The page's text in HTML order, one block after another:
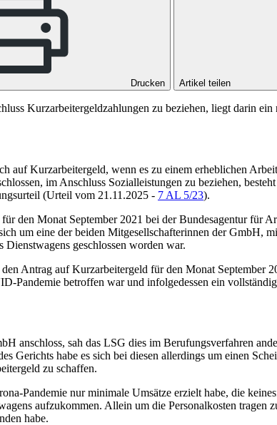
Drucken Artikel teilen
Kurzarbeitergeldzahlungen zu beziehen, liegt darin
auf Kurzarbeitergeld, wenn es zu einem erheblichen
im Anschluss Sozialleistungen zu beziehen,
(Urteil vom 21.11.2025 - 7 AL 5/23).
den Monat September 2021 bei der Bundesagentur für
um eine der beiden Mitgesellschafterinnen der GmbH,
geschlossen worden war.
Antrag auf Kurzarbeitergeld für den Monat September
Pandemie betroffen war und infolgedessen ein
anschloss, sah das LSG dies im Berufungsverfahren
Gerichts habe es sich bei diesen allerdings um einen
zu schaffen.
Pandemie nur minimale Umsätze erzielt habe, die
aufzukommen. Allein um die Personalkosten tragen
habe.